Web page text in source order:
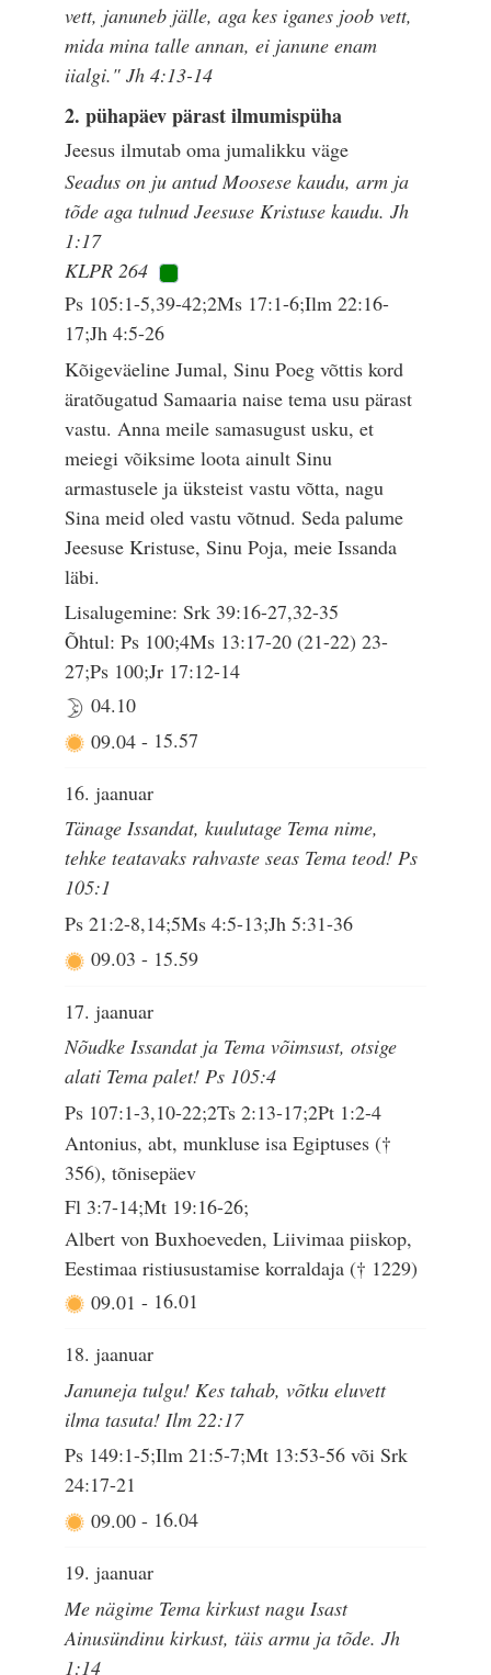
vett, januneb jälle, aga kes iganes joob vett,
mida mina talle annan, ei janune enam
iialgi." Jh 4:13-14
2. pühapäev pärast ilmumispüha
Jeesus ilmutab oma jumalikku väge
Seadus on ju antud Moosese kaudu, arm ja
tõde aga tulnud Jeesuse Kristuse kaudu. Jh
1:17
KLPR 264
Ps 105:1-5,39-42;2Ms 17:1-6;Ilm 22:16-
17;Jh 4:5-26
Kõigeväeline Jumal, Sinu Poeg võttis kord
äratõugatud Samaaria naise tema usu pärast
vastu. Anna meile samasugust usku, et
meiegi võiksime loota ainult Sinu
armastusele ja üksteist vastu võtta, nagu
Sina meid oled vastu võtnud. Seda palume
Jeesuse Kristuse, Sinu Poja, meie Issanda
läbi.
Lisalugemine: Srk 39:16-27,32-35
Õhtul: Ps 100;4Ms 13:17-20 (21-22) 23-
27;Ps 100;Jr 17:12-14
04.10
09.04 - 15.57
16. jaanuar
Tänage Issandat, kuulutage Tema nime,
tehke teatavaks rahvaste seas Tema teod! Ps
105:1
Ps 21:2-8,14;5Ms 4:5-13;Jh 5:31-36
09.03 - 15.59
17. jaanuar
Nõudke Issandat ja Tema võimsust, otsige
alati Tema palet! Ps 105:4
Ps 107:1-3,10-22;2Ts 2:13-17;2Pt 1:2-4
Antonius, abt, munkluse isa Egiptuses (†
356), tõnisepäev
Fl 3:7-14;Mt 19:16-26;
Albert von Buxhoeveden, Liivimaa piiskop,
Eestimaa ristiusustamise korraldaja († 1229)
09.01 - 16.01
18. jaanuar
Januneja tulgu! Kes tahab, võtku eluvett
ilma tasuta! Ilm 22:17
Ps 149:1-5;Ilm 21:5-7;Mt 13:53-56 või Srk
24:17-21
09.00 - 16.04
19. jaanuar
Me nägime Tema kirkust nagu Isast
Ainusündinu kirkust, täis armu ja tõde. Jh
1:14